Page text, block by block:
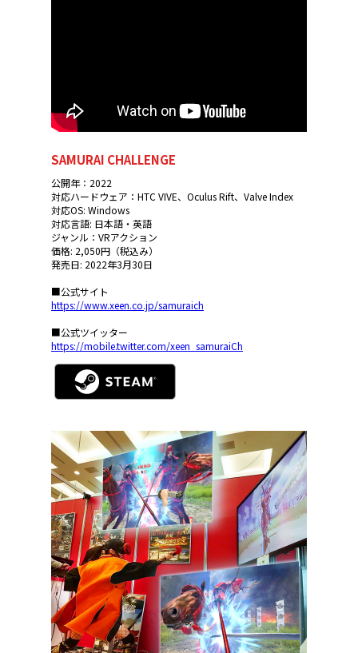
SAMURAI CHALLENGE
公開年：2022
対応ハードウェア：HTC VIVE、Oculus Rift、Valve Index
対応OS: Windows
対応言語: 日本語・英語
ジャンル：VRアクション
価格: 2,050円（税込み）
発売日: 2022年3月30日
■公式サイト
https://www.xeen.co.jp/samuraich
■公式ツイッター
https://mobile.twitter.com/xeen_samuraiCh